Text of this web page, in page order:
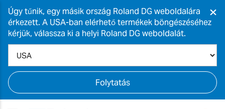
Úgy tűnik, egy másik ország Roland DG weboldalára
érkezett. A USA-ban elérhető termékek böngészéséhez
kérjük, válassza ki a helyi Roland DG weboldalát.
Folytatás
×